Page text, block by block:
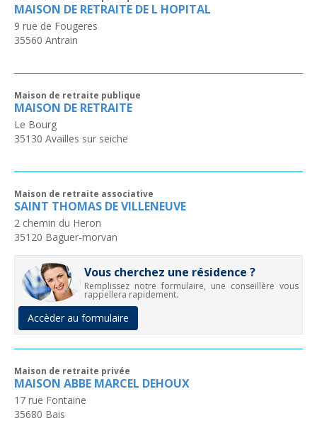
MAISON DE RETRAITE DE L HOPITAL
9 rue de Fougeres
35560 Antrain
Maison de retraite publique
MAISON DE RETRAITE
Le Bourg
35130 Availles sur seiche
Maison de retraite associative
SAINT THOMAS DE VILLENEUVE
2 chemin du Heron
35120 Baguer-morvan
Vous cherchez une résidence ?
Remplissez notre formulaire, une conseillère vous
rappellera rapidement.
Accèder au formulaire
Maison de retraite privée
MAISON ABBE MARCEL DEHOUX
17 rue Fontaine
35680 Bais